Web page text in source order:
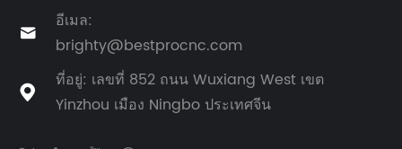

อีเมล:
brighty@bestprocnc.com

ที่อยู่: เลขที่ 852 ถนน Wuxiang West เขต
Yinzhou เมือง Ningbo ประเทศจีน